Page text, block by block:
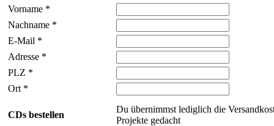
Vorname *
Nachname *
E-Mail *
Adresse *
PLZ *
Ort *
CDs bestellen
Du übernimmst lediglich die
Projekte gedacht